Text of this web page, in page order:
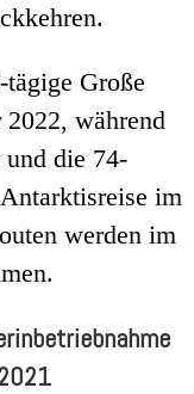
Große
während
und die 74-
im
werden im